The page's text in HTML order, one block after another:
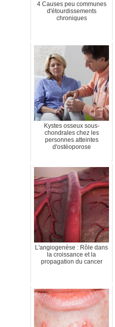
4 Causes peu communes
d'étourdissements
chroniques
Kystes osseux sous-
chondrales chez les
personnes atteintes
d'ostéoporose
L'angiogenèse : Rôle dans
la croissance et la
propagation du cancer